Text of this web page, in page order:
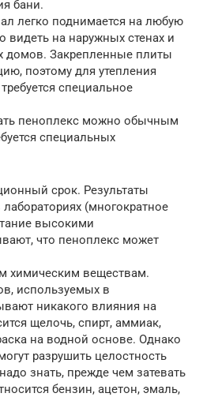
бани.
легко поднимается на любую
видеть на наружных стенах и
домов. Закрепленные плиты
поэтому для утепления
специальное
пеноплекс можно обычным
специальных
срок. Результаты
(многократное
высокими
что пеноплекс может
химическим веществам.
используемых в
никакого влияния на
щелочь, спирт, аммиак,
на водной основе. Однако
разрушить целостность
знать, прежде чем затевать
бензин, ацетон, эмаль,